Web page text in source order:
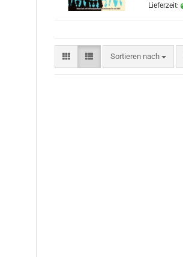
Lieferzeit:
Sortieren nach
Sortieren nach